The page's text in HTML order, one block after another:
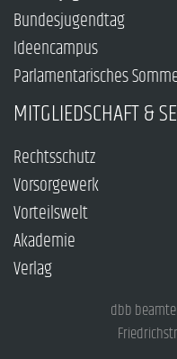
Bundesjugendtag
Ideencampus
Parlamentarisches
MITGLIEDSCHAFT &
Rechtsschutz
Vorsorgewerk
Vorteilswelt
Akademie
Verlag
dbb